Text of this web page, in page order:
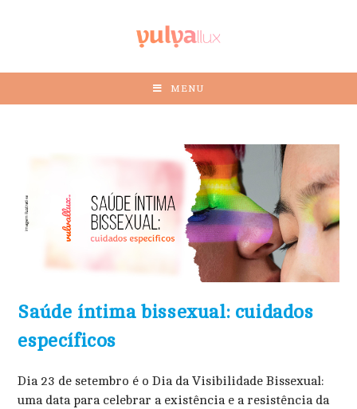
MENU
Saúde íntima bissexual: cuidados
específicos
Dia 23 de setembro é o Dia da Visibilidade Bissexual:
uma data para celebrar a existência e a resistência da